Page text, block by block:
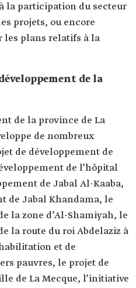
la participation du secteur
projets, ou encore
les plans relatifs à la
de la
de la province de La
de nombreux
de développement de
de l’hôpital
de Jabal Al-Kaaba,
de Jabal Khandama, le
la zone d’Al-Shamiyah, le
la route du roi Abdelaziz à
et de
pauvres, le projet de
de La Mecque, l’initiative